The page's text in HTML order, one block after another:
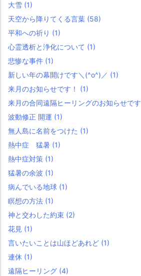
大雪 (1)
天空から降りてくる言葉 (58)
平和への祈り (1)
心霊透析と浄化について (1)
悲惨な事件 (1)
新しい年の幕開けです＼(^o^)／ (1)
来月のお知らせです！ (1)
来月の合同遠隔ヒーリングのお知らせです
波動修正 開運 (1)
無人島に名前をつけた (1)
熱中症 猛暑 (1)
熱中症対策 (1)
猛暑の余波 (1)
病んでいる地球 (1)
瞑想の方法 (1)
神と交わした約束 (2)
花見 (1)
言いたいことは山ほどあれど (1)
連休 (1)
遠隔ヒーリング (4)